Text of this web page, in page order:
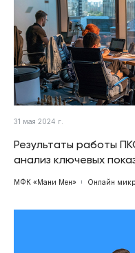
31 мая 2024 г.
Результаты работы
анализ ключевых
МФК «Мани Мен» Онлайн